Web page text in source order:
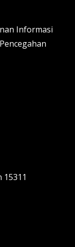
Informasi